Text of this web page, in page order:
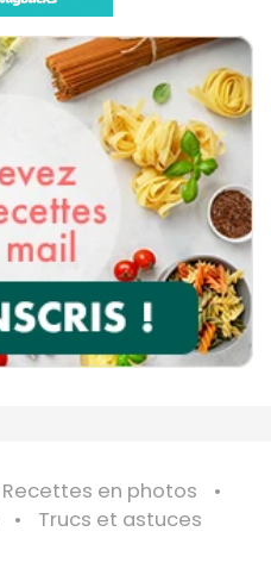
Recettes en photos
Trucs et astuces